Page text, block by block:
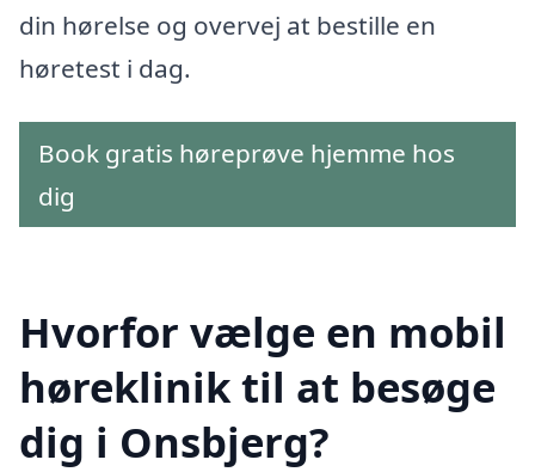
din hørelse og overvej at bestille en
høretest i dag.
Book gratis høreprøve hjemme hos
dig
Hvorfor vælge en mobil
høreklinik til at besøge
dig i Onsbjerg?